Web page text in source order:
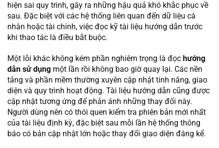
hiện sai quy trình, gây ra những hậu quả khó khắc phục về
sau. Đặc biệt với các hệ thống liên quan đến dữ liệu cá
nhân hoặc tài chính, việc đọc kỹ tài liệu hướng dẫn trước
khi thao tác là điều bắt buộc.
Một lỗi khác không kém phần nghiêm trọng là đọc hướng
dẫn sử dụng một lần rồi không bao giờ quay lại. Các nền
tảng và phần mềm thường xuyên cập nhật tính năng, giao
diện và quy trình hoạt động. Tài liệu hướng dẫn cũng được
cập nhật tương ứng để phản ánh những thay đổi này.
Người dùng nên có thói quen kiểm tra phiên bản mới nhất
của tài liệu định kỳ, đặc biệt sau mỗi lần hệ thống thông
báo có bản cập nhật lớn hoặc thay đổi giao diện đáng kể.